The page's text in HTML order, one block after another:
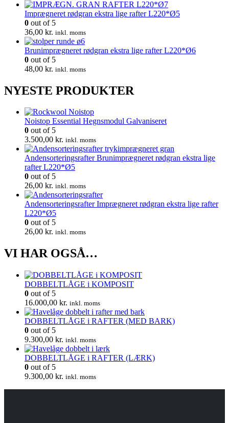
Imprægneret rødgran ekstra lige rafter L220*Ø5
0 out of 5
36,00 kr. inkl. moms
Brunimprægneret rødgran ekstra lige rafter L220*Ø6
0 out of 5
48,00 kr. inkl. moms
NYESTE PRODUKTER
Noistop Essential Hegnsmodul Galvaniseret
0 out of 5
3.500,00 kr. inkl. moms
Andensorteringsrafter Brunimprægneret rødgran ekstra lige
rafter L220*Ø5
0 out of 5
26,00 kr. inkl. moms
Andensorteringsrafter Imprægneret rødgran ekstra lige rafter
L220*Ø5
0 out of 5
26,00 kr. inkl. moms
VI HAR OGSÅ…
DOBBELTLÅGE i KOMPOSIT
0 out of 5
16.000,00 kr. inkl. moms
DOBBELTLÅGE i RAFTER (MED BARK)
0 out of 5
9.300,00 kr. inkl. moms
DOBBELTLÅGE i RAFTER (LÆRK)
0 out of 5
9.300,00 kr. inkl. moms